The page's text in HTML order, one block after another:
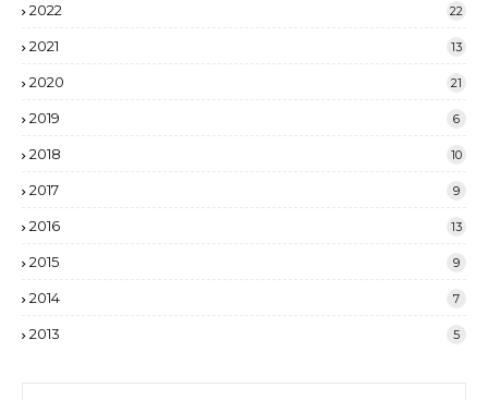
2022 22
2021 13
2020 21
2019 6
2018 10
2017 9
2016 13
2015 9
2014 7
2013 5